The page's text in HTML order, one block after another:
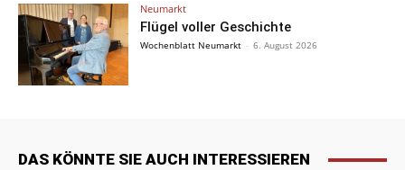
Neumarkt
Flügel voller Geschichte
Wochenblatt Neumarkt - 6. August 2026
DAS KÖNNTE SIE AUCH INTERESSIEREN